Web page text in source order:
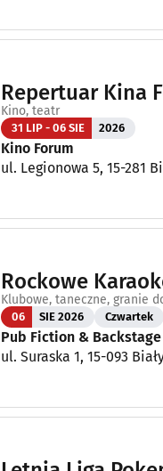
Repertuar Kina
Kino, teatr
31 LIP - 06 SIE 2026
Kino Forum
ul. Legionowa 5, 15-281
Rockowe
Klubowe, taneczne, granie
06 SIE 2026 Czwartek
Pub Fiction & Backstage
ul. Suraska 1, 15-093